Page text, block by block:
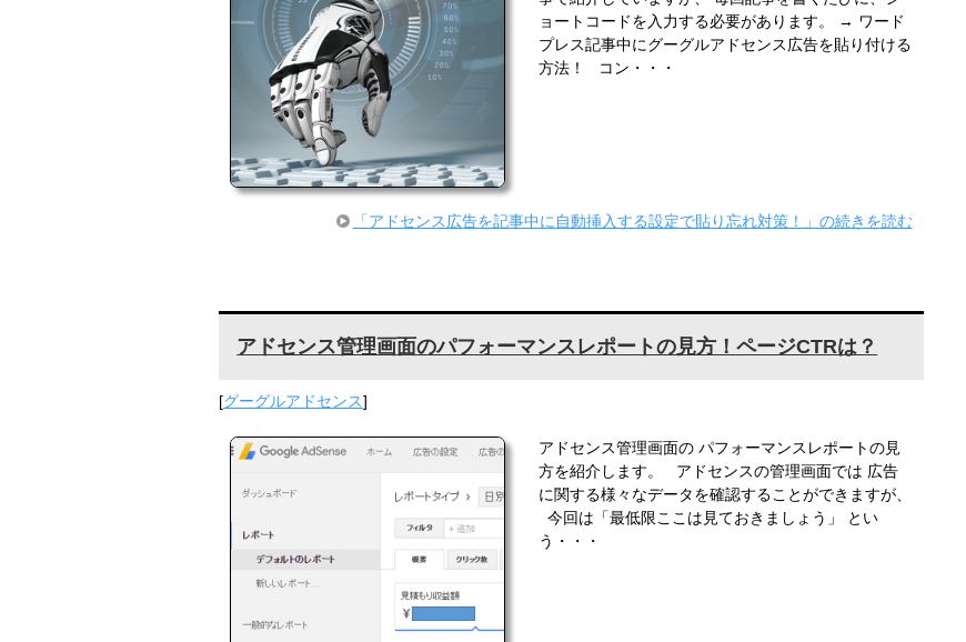
ョートコードを入力する必要があります。 → ワード
プレス記事中にグーグルアドセンス広告を貼り付ける
方法！ コン・・・
「アドセンス広告を記事中に自動挿入する設定で貼り忘れ対策！」の続きを読む
アドセンス管理画面のパフォーマンスレポートの見方！ページCTRは？
[グーグルアドセンス]
アドセンス管理画面の パフォーマンスレポートの見
方を紹介します。 アドセンスの管理画面では 広告
に関する様々なデータを確認することができますが、
今回は「最低限ここは見ておきましょう」 とい
う・・・